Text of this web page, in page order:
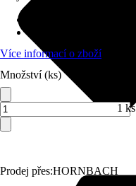
Prodej přes:HORNBACH
Více informací o zboží
Množství (ks)
1 ks